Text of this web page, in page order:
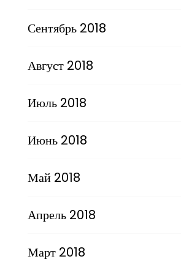
Сентябрь 2018
Август 2018
Июль 2018
Июнь 2018
Май 2018
Апрель 2018
Март 2018